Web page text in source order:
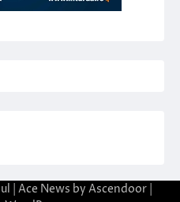
| Ace News by Ascendoor